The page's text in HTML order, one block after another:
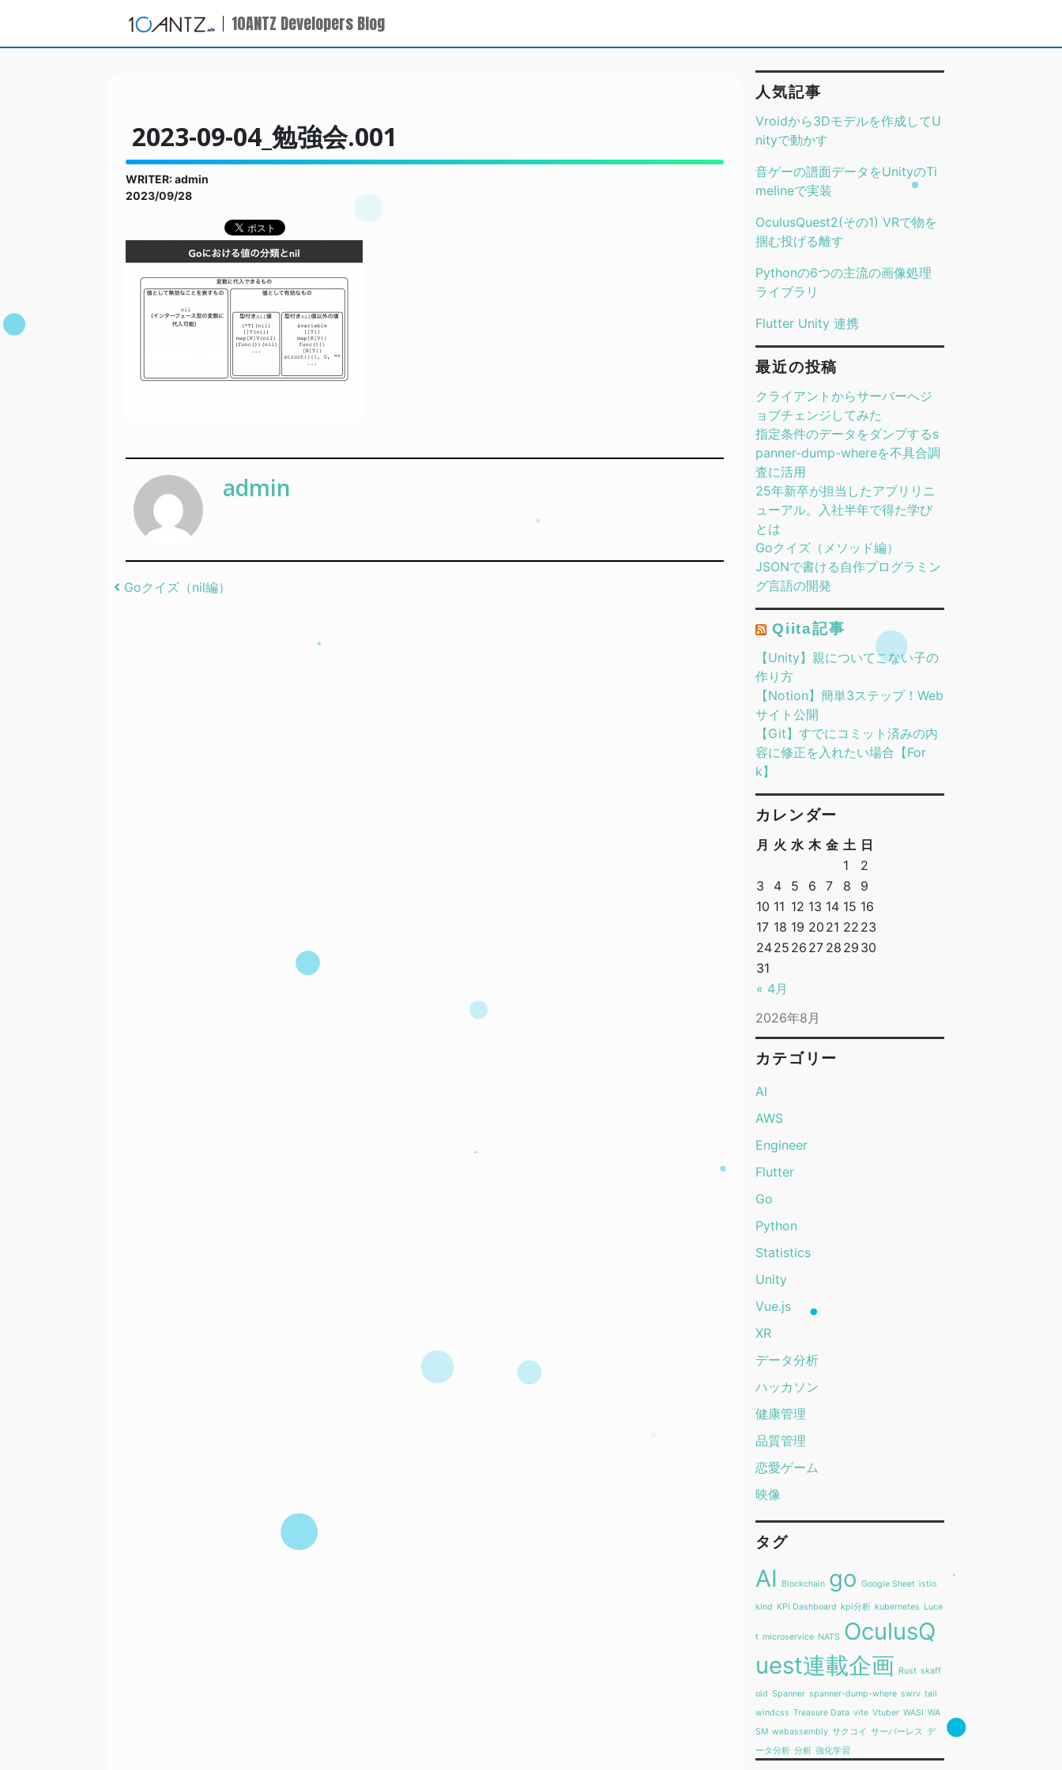
10ANTZ Developers Blog
2023-09-04_勉強会.001
WRITER: admin
2023/09/28
admin
Post navigation
Goクイズ（nil編）
人気記事
Vroidから3Dモデルを作成してU
nityで動かす
音ゲーの譜面データをUnityのTi
melineで実装
OculusQuest2(その1) VRで物を
掴む投げる離す
Pythonの6つの主流の画像処理
ライブラリ
Flutter Unity 連携
最近の投稿
クライアントからサーバーへジ
ョブチェンジしてみた
指定条件のデータをダンプするs
panner-dump-whereを不具合調
査に活用
25年新卒が担当したアプリリニ
ューアル。入社半年で得た学び
とは
Goクイズ（メソッド編）
JSONで書ける自作プログラミン
グ言語の開発
Qiita記事
【Unity】親についてこない子の
作り方
【Notion】簡単3ステップ！Web
サイト公開
【Git】すでにコミット済みの内
容に修正を入れたい場合【For
k】
カレンダー
2026年8月
月 火 水 木 金 土 日
« 4月
1
2
3
4 5 6 7 8
9
10 11 12 13 14 15 16
17 18 19 20 21 22 23
2425 26 27 28 29 30
31
カテゴリー
AI
AWS
Engineer
Flutter
Go
Python
Statistics
Unity
Vue.js
XR
データ分析
ハッカソン
健康管理
品質管理
恋愛ゲーム
映像
タグ
AI Blockchain go Google Sheet istio
kind KPI Dashboard kpi分析 kubernetes Luce
t microservice NATS OculusQ
uest連載企画 Rust skaff
old Spanner spanner-dump-where swrv tail
windcss Treasure Data vite Vtuber WASI WA
SM webassembly サクコイ サーバーレス デ
ータ分析 分析 強化学習